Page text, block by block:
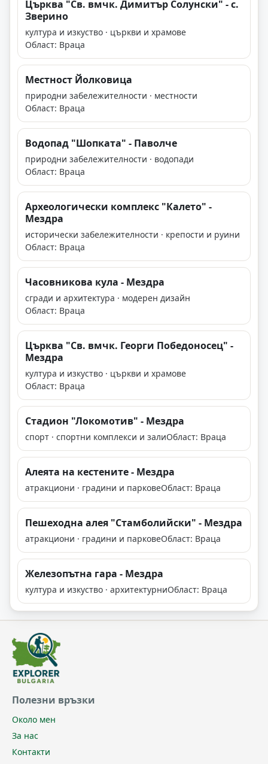
Църква "Св. вмчк. Димитър Солунски" - с.
Зверино
култура и изкуство · църкви и храмове
Област: Враца
Местност Йолковица
природни забележителности · местности
Област: Враца
Водопад "Шопката" - Паволче
природни забележителности · водопади
Област: Враца
Археологически комплекс "Калето" -
Мездра
исторически забележителности · крепости и руини
Област: Враца
Часовникова кула - Мездра
сгради и архитектура · модерен дизайн
Област: Враца
Църква "Св. вмчк. Георги Победоносец" -
Мездра
култура и изкуство · църкви и храмове
Област: Враца
Стадион "Локомотив" - Мездра
спорт · спортни комплекси и залиОбласт: Враца
Алеята на кестените - Мездра
атракциони · градини и парковеОбласт: Враца
Пешеходна алея "Стамболийски" - Мездра
атракциони · градини и парковеОбласт: Враца
Железопътна гара - Мездра
култура и изкуство · архитектурниОбласт: Враца
Полезни връзки
Около мен
За нас
Контакти